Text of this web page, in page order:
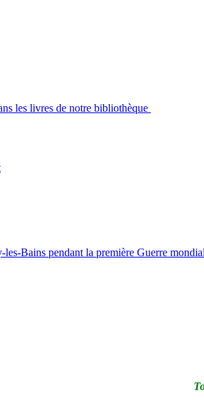
les livres de notre bibliothèque
Bains pendant la première Guerre